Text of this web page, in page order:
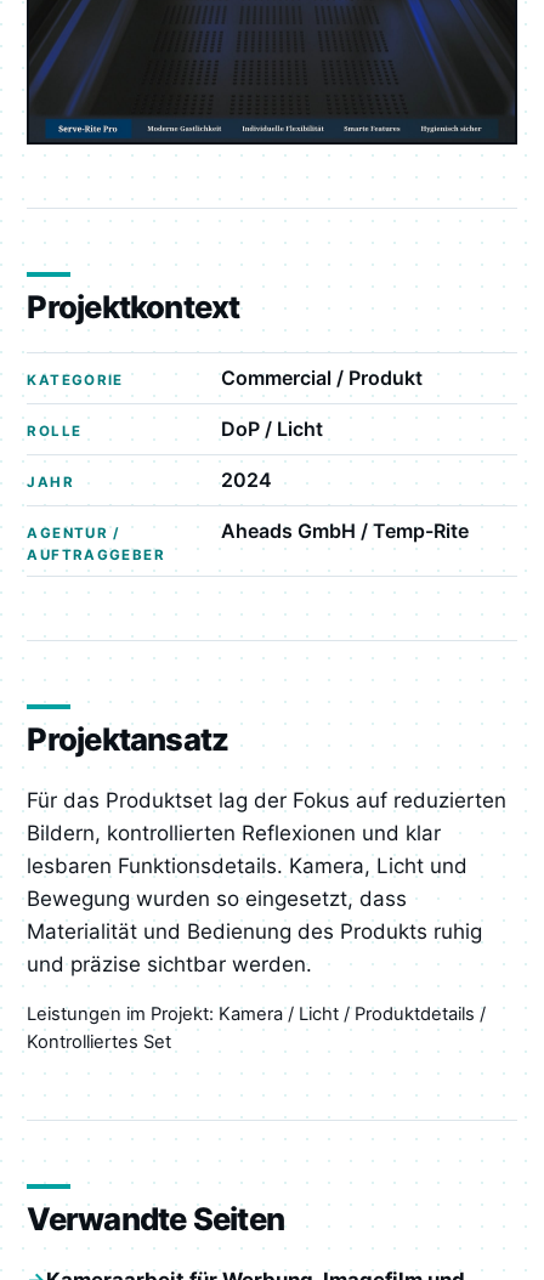
Projektkontext
KATEGORIE Commercial / Produkt
ROLLE DoP / Licht
JAHR 2024
AGENTUR /
AUFTRAGGEBER
Aheads GmbH / Temp-Rite
Projektansatz
Für das Produktset lag der Fokus auf reduzierten
Bildern, kontrollierten Reflexionen und klar
lesbaren Funktionsdetails. Kamera, Licht und
Bewegung wurden so eingesetzt, dass
Materialität und Bedienung des Produkts ruhig
und präzise sichtbar werden.
Leistungen im Projekt: Kamera / Licht / Produktdetails /
Kontrolliertes Set
Verwandte Seiten